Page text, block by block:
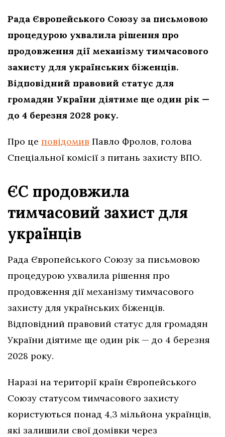
Рада Європейського Союзу за письмовою
процедурою ухвалила рішення про
продовження дії механізму тимчасового
захисту для українських біженців.
Відповідний правовий статус для
громадян України діятиме ще один рік —
до 4 березня 2028 року.
Про це повідомив Павло Фролов, голова
Спеціальної комісії з питань захисту ВПО.
ЄС продовжила
тимчасовий захист для
українців
Рада Європейського Союзу за письмовою
процедурою ухвалила рішення про
продовження дії механізму тимчасового
захисту для українських біженців.
Відповідний правовий статус для громадян
України діятиме ще один рік — до 4 березня
2028 року.
Наразі на території країн Європейського
Союзу статусом тимчасового захисту
користуються понад 4,3 мільйона українців,
які залишили свої домівки через